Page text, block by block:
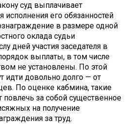
суд выплачивает
его обязанностей
в размере одной
оклада судьи
дней участия заседателя в
выплаты, в том числе
не установлены. По этой
идти довольно долго — от
По оценке кабмина, такие
повлечь за собой существенное
на получение
за труд.